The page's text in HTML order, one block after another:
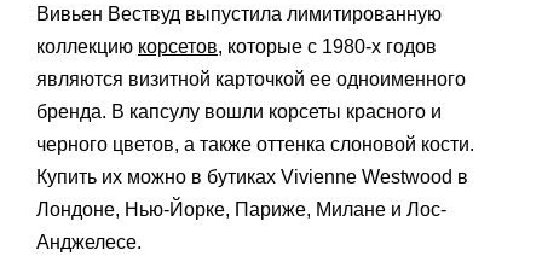
Вивьен Вествуд выпустила лимитированную
коллекцию корсетов, которые с 1980-х годов
являются визитной карточкой ее одноименного
бренда. В капсулу вошли корсеты красного и
черного цветов, а также оттенка слоновой кости.
Купить их можно в бутиках Vivienne Westwood в
Лондоне, Нью-Йорке, Париже, Милане и Лос-
Анджелесе.